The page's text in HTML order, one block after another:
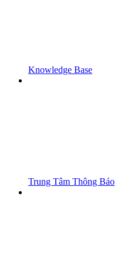
Knowledge Base
Trung Tâm Thông Báo